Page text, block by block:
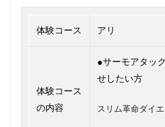
体験コース アリ
体験コース
の内容
●サーモアタッ
せしたい方
スリム革命ダイ